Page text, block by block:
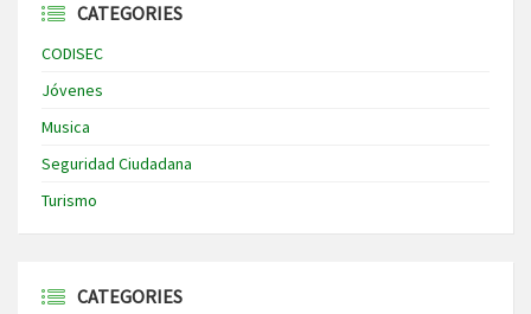
CATEGORIES
CODISEC
Jóvenes
Musica
Seguridad Ciudadana
Turismo
CATEGORIES